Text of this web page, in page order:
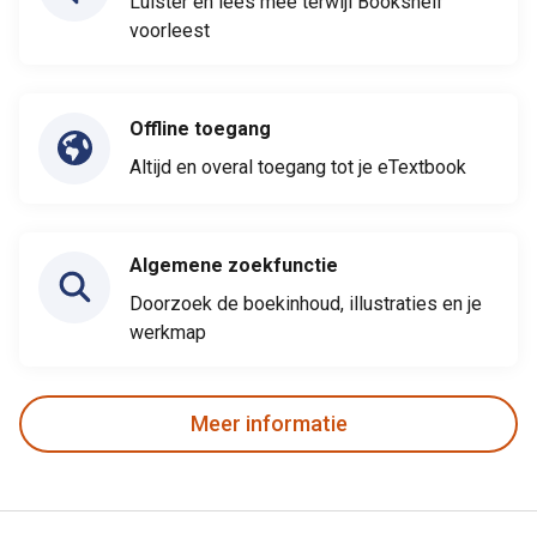
voorleest
Offline toegang
Altijd en overal toegang tot je eTextbook
Algemene zoekfunctie
Doorzoek de boekinhoud, illustraties en je
werkmap
Meer informatie